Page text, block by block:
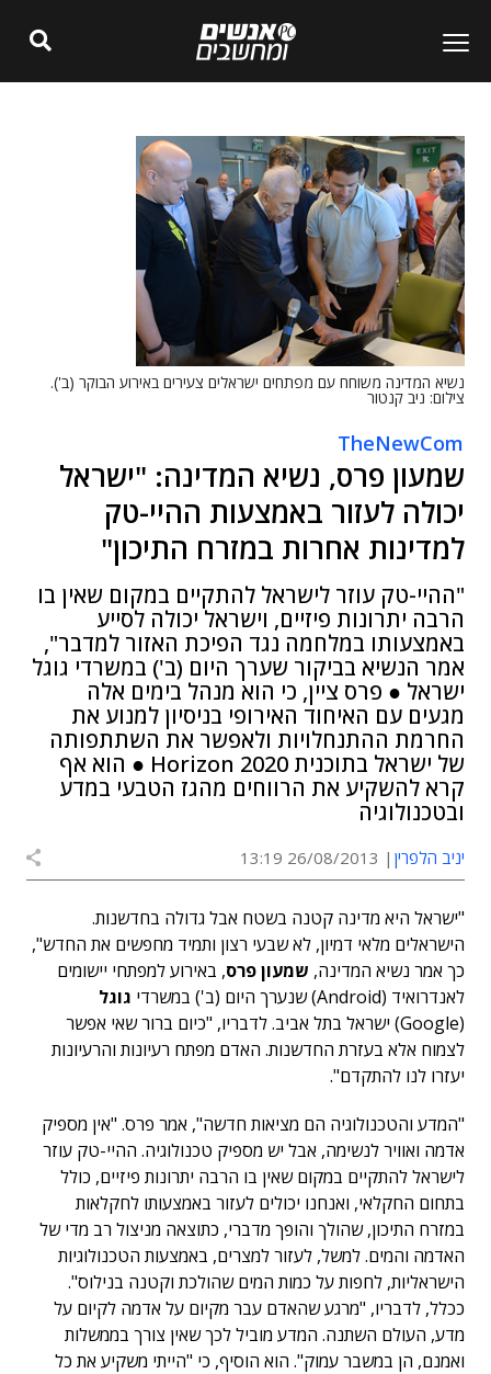
נשיא המדינה משוחח עם מפתחים ישראלים צעירים באירוע הבוקר (ב').
צילום: ניב קנטור
TheNewCom
שמעון פרס, נשיא המדינה: "ישראל
יכולה לעזור באמצעות ההיי-טק
למדינות אחרות במזרח התיכון"
"ההיי-טק עוזר לישראל להתקיים במקום שאין בו
הרבה יתרונות פיזיים, וישראל יכולה לסייע
באמצעותו במלחמה נגד הפיכת האזור למדבר",
אמר הנשיא בביקור שערך היום (ב') במשרדי גוגל
ישראל ● פרס ציין, כי הוא מנהל בימים אלה
מגעים עם האיחוד האירופי בניסיון למנוע את
החרמת ההתנחלויות ולאפשר את השתתפותה
של ישראל בתוכנית Horizon 2020 ● הוא אף
קרא להשקיע את הרווחים מהגז הטבעי במדע
ובטכנולוגיה
יניב הלפרין 26/08/2013 13:19
"ישראל היא מדינה קטנה בשטח אבל גדולה בחדשנות.
הישראלים מלאי דמיון, לא שבעי רצון ותמיד מחפשים את החדש",
כך אמר נשיא המדינה, שמעון פרס, באירוע למפתחי יישומים
לאנדרואיד (Android) שנערך היום (ב') במשרדי
גוגל
(Google) ישראל בתל אביב. לדבריו, "כיום ברור שאי אפשר
לצמוח אלא בעזרת החדשנות. האדם מפתח רעיונות והרעיונות
יעזרו לנו להתקדם".
"המדע והטכנולוגיה הם מציאות חדשה", אמר פרס. "אין מספיק
אדמה ואוויר לנשימה, אבל יש מספיק טכנולוגיה. ההיי-טק עוזר
לישראל להתקיים במקום שאין בו הרבה יתרונות פיזיים, כולל
בתחום החקלאי, ואנחנו יכולים לעזור באמצעותו לחקלאות
במזרח התיכון, שהולך והופך מדברי, כתוצאה מניצול רב מדי של
האדמה והמים. למשל, לעזור למצרים, באמצעות הטכנולוגיות
הישראליות, לחפות על כמות המים שהולכת וקטנה בנילוס".
ככלל, לדבריו, "מרגע שהאדם עבר מקיום על אדמה לקיום על
מדע, העולם השתנה. המדע מוביל לכך שאין צורך בממשלות
ואמנם, הן במשבר עמוק". הוא הוסיף, כי "הייתי משקיע את כל